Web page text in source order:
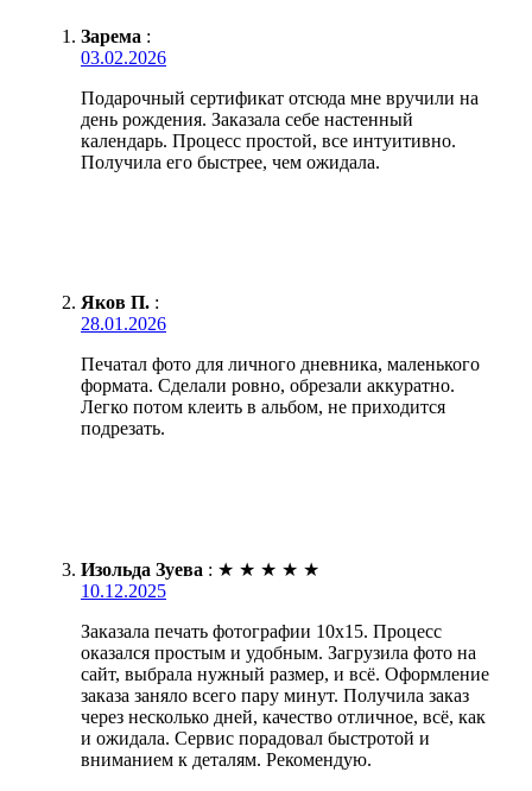
Зарема :
03.02.2026
Подарочный сертификат отсюда мне вручили на
день рождения. Заказала себе настенный
календарь. Процесс простой, все интуитивно.
Получила его быстрее, чем ожидала.
Яков П. :
28.01.2026
Печатал фото для личного дневника, маленького
формата. Сделали ровно, обрезали аккуратно.
Легко потом клеить в альбом, не приходится
подрезать.
Изольда Зуева : ★ ★ ★ ★ ★
10.12.2025
Заказала печать фотографии 10х15. Процесс
оказался простым и удобным. Загрузила фото на
сайт, выбрала нужный размер, и всё. Оформление
заказа заняло всего пару минут. Получила заказ
через несколько дней, качество отличное, всё, как
и ожидала. Сервис порадовал быстротой и
вниманием к деталям. Рекомендую.